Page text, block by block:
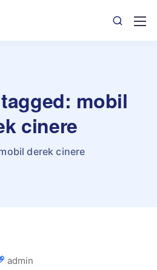
mobil
cinere
derek cinere
admin